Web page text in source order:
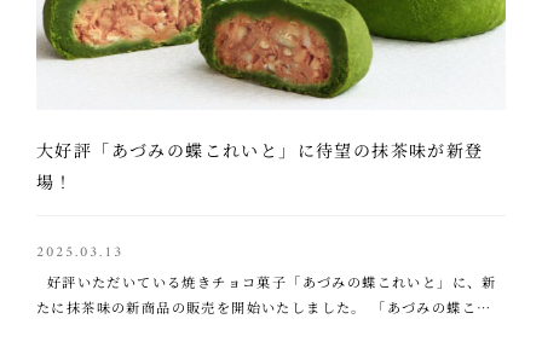
大好評「あづみの蝶これいと」に待望の抹茶味が新登
場！
2025.03.13
好評いただいている焼きチョコ菓子「あづみの蝶これいと」に、新
たに抹茶味の新商品の販売を開始いたしました。 「あづみの蝶これ